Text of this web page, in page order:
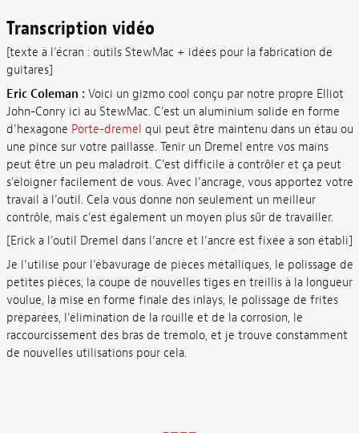
Transcription vidéo
[texte à l’écran : outils StewMac + idées pour la fabrication de
guitares]
Eric Coleman : Voici un gizmo cool conçu par notre propre Elliot
John-Conry ici au StewMac. C’est un aluminium solide en forme
d’hexagone Porte-dremel qui peut être maintenu dans un étau ou
une pince sur votre paillasse. Tenir un Dremel entre vos mains
peut être un peu maladroit. C'est difficile à contrôler et ça peut
s'éloigner facilement de vous. Avec l’ancrage, vous apportez votre
travail à l’outil. Cela vous donne non seulement un meilleur
contrôle, mais c’est également un moyen plus sûr de travailler.
[Erick a l’outil Dremel dans l’ancre et l’ancre est fixée à son établi]
Je l’utilise pour l’ébavurage de pièces métalliques, le polissage de
petites pièces, la coupe de nouvelles tiges en treillis à la longueur
voulue, la mise en forme finale des inlays, le polissage de frites
préparées, l’élimination de la rouille et de la corrosion, le
raccourcissement des bras de trémolo, et je trouve constamment
de nouvelles utilisations pour cela.